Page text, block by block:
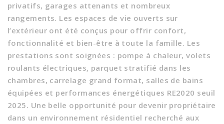
privatifs, garages attenants et nombreux
rangements. Les espaces de vie ouverts sur
l’extérieur ont été conçus pour offrir confort,
fonctionnalité et bien-être à toute la famille. Les
prestations sont soignées : pompe à chaleur, volets
roulants électriques, parquet stratifié dans les
chambres, carrelage grand format, salles de bains
équipées et performances énergétiques RE2020 seuil
2025. Une belle opportunité pour devenir propriétaire
dans un environnement résidentiel recherché aux